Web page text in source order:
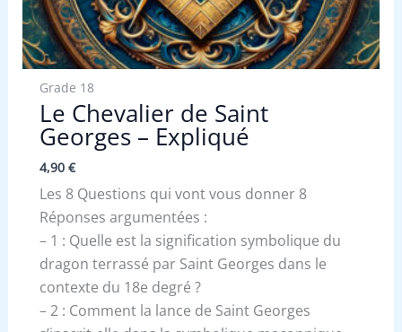
Grade 18
Le Chevalier de Saint
Georges – Expliqué
4,90 €
Les 8 Questions qui vont vous donner 8
Réponses argumentées :
– 1 : Quelle est la signification symbolique du
dragon terrassé par Saint Georges dans le
contexte du 18e degré ?
– 2 : Comment la lance de Saint Georges